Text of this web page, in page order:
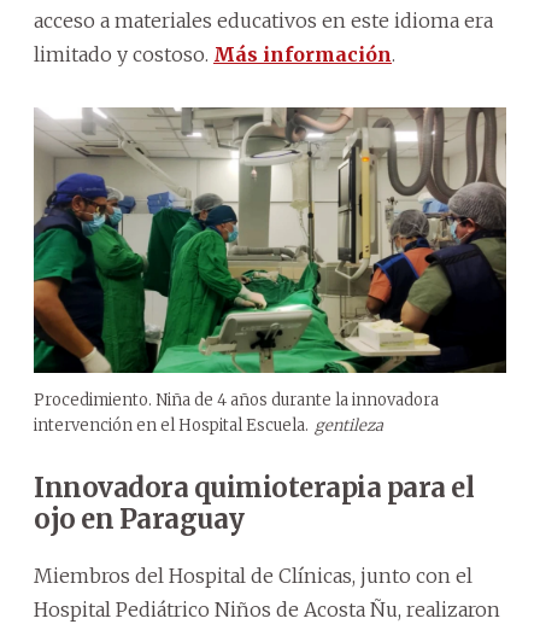
acceso a materiales educativos en este idioma era
limitado y costoso. Más información.
Procedimiento. Niña de 4 años durante la innovadora
intervención en el Hospital Escuela. gentileza
Innovadora quimioterapia para el
ojo en Paraguay
Miembros del Hospital de Clínicas, junto con el
Hospital Pediátrico Niños de Acosta Ñu, realizaron